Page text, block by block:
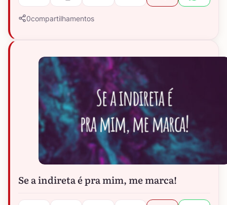
0compartilhamentos
Se a indireta é pra mim, me marca!